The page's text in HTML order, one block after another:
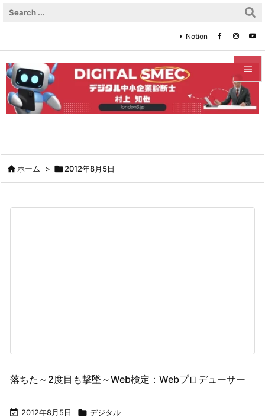


メニュ


次へ
Notion
ホーム > 2012年8月5日
落ちた～2度目も撃墜～Web検定：Webプロデューサー
 2012年8月5日  デジタル